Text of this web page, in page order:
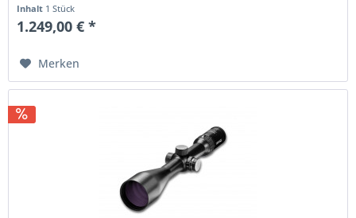
Inhalt 1 Stück
1.249,00 € *
Merken